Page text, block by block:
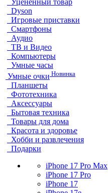
Уценённый товар
Dyson
Игровые приставки
Смартфоны
Аудио
ТВ и Видео
Компьютеры
Умные часы
Умные очки Новинка
Планшеты
Фототехника
Аксессуары
Бытовая техника
Товары для дома
Красота и здоровье
Хобби и развлечения
Подарки
iPhone 17 Pro Max
iPhone 17 Pro
iPhone 17